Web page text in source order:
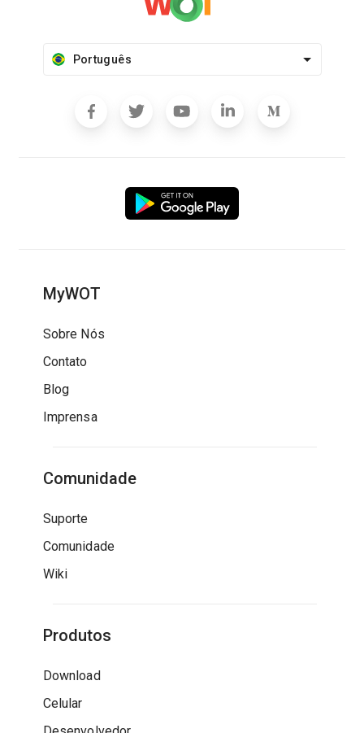
Português
MyWOT
Sobre Nós
Contato
Blog
Imprensa
Comunidade
Suporte
Comunidade
Wiki
Produtos
Download
Celular